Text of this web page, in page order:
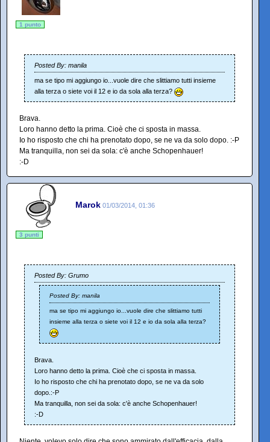
1 punto
Posted By: manila
ma se tipo mi aggiungo io...vuole dire che slittiamo tutti insieme
alla terza o siete voi il 12 e io da sola alla terza?
Brava.
Loro hanno detto la prima. Cioè che ci sposta in massa.
Io ho risposto che chi ha prenotato dopo, se ne va da solo dopo. :-P
Ma tranquilla, non sei da sola: c'è anche Schopenhauer!
:-D
Marok 01/03/2014, 01:36
3 punti
Posted By: Grumo
Posted By: manila
ma se tipo mi aggiungo io...vuole dire che slittiamo tutti
insieme alla terza o siete voi il 12 e io da sola alla terza?
Brava.
Loro hanno detto la prima. Cioè che ci sposta in massa.
Io ho risposto che chi ha prenotato dopo, se ne va da solo
dopo.:-P
Ma tranquilla, non sei da sola: c'è anche Schopenhauer!
:-D